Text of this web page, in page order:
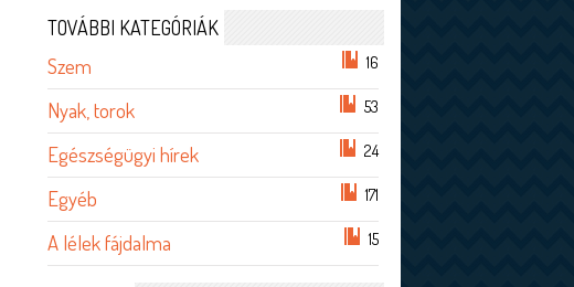
TOVÁBBI KATEGÓRIÁK
Szem 16
Nyak, torok 53
Egészségügyi hírek 24
Egyéb 171
A lélek fájdalma 15